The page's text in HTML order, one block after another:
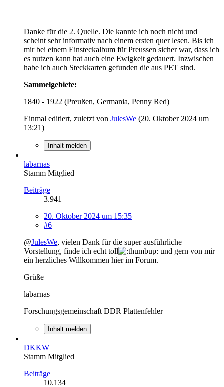
Danke für die 2. Quelle. Die kannte ich noch nicht und
scheint sehr informativ nach einem ersten quer lesen. Bis ich
mir bei einem Einsteckalbum für Preussen sicher war, dass ich
es nutzen kann hat auch eine Ewigkeit gedauert. Inzwischen
habe ich auch Steckkarten gefunden die aus PET sind.
Sammelgebiete:
1840 - 1922 (Preußen, Germania, Penny Red)
Einmal editiert, zuletzt von JulesWe (20. Oktober 2024 um
13:21)
Inhalt melden
labarnas
Stamm Mitglied
Beiträge
3.941
20. Oktober 2024 um 15:35
#6
@JulesWe, vielen Dank für die super ausführliche
Vorstellung, finde ich echt toll
und gern von mir
ein herzliches Willkommen hier im Forum.
Grüße
labarnas
Forschungsgemeinschaft DDR Plattenfehler
Inhalt melden
DKKW
Stamm Mitglied
Beiträge
10.134